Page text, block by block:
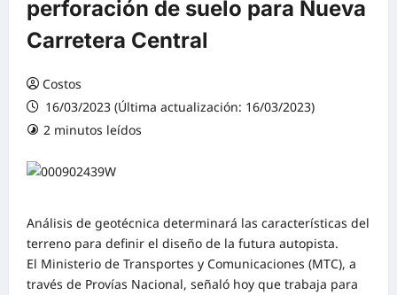
perforación de suelo para Nueva
Carretera Central
Costos
16/03/2023 (Última actualización: 16/03/2023)
2 minutos leídos
Análisis de geotécnica determinará las características del
terreno para definir el diseño de la futura autopista.
El Ministerio de Transportes y Comunicaciones (MTC), a
través de Provías Nacional, señaló hoy que trabaja para